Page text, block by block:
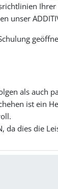
unser
als auch
ist ein
da dies die